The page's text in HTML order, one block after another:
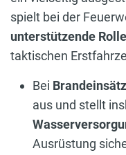
spielt bei der
unterstützende Rolle
taktischen
Bei
aus und stellt
Ausrüstung